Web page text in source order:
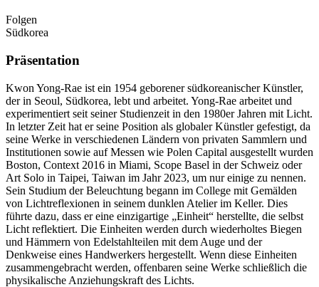
Folgen
Südkorea
Präsentation
Kwon Yong-Rae ist ein 1954 geborener südkoreanischer Künstler,
der in Seoul, Südkorea, lebt und arbeitet. Yong-Rae arbeitet und
experimentiert seit seiner Studienzeit in den 1980er Jahren mit Licht.
In letzter Zeit hat er seine Position als globaler Künstler gefestigt, da
seine Werke in verschiedenen Ländern von privaten Sammlern und
Institutionen sowie auf Messen wie Polen Capital ausgestellt wurden
Boston, Context 2016 in Miami, Scope Basel in der Schweiz oder
Art Solo in Taipei, Taiwan im Jahr 2023, um nur einige zu nennen.
Sein Studium der Beleuchtung begann im College mit Gemälden
von Lichtreflexionen in seinem dunklen Atelier im Keller. Dies
führte dazu, dass er eine einzigartige „Einheit“ herstellte, die selbst
Licht reflektiert. Die Einheiten werden durch wiederholtes Biegen
und Hämmern von Edelstahlteilen mit dem Auge und der
Denkweise eines Handwerkers hergestellt. Wenn diese Einheiten
zusammengebracht werden, offenbaren seine Werke schließlich die
physikalische Anziehungskraft des Lichts.